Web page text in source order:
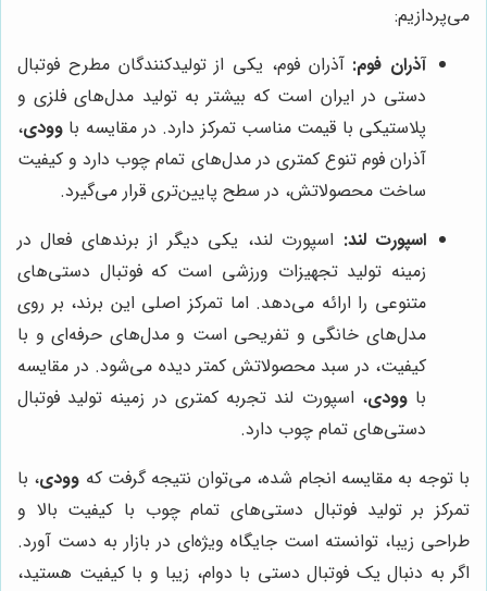
می‌پردازیم:
آذران فوم: آذران فوم، یکی از تولیدکنندگان مطرح فوتبال
دستی در ایران است که بیشتر به تولید مدل‌های فلزی و
پلاستیکی با قیمت مناسب تمرکز دارد. در مقایسه با وودی،
آذران فوم تنوع کمتری در مدل‌های تمام چوب دارد و کیفیت
ساخت محصولاتش، در سطح پایین‌تری قرار می‌گیرد.
اسپورت لند: اسپورت لند، یکی دیگر از برندهای فعال در
زمینه تولید تجهیزات ورزشی است که فوتبال دستی‌های
متنوعی را ارائه می‌دهد. اما تمرکز اصلی این برند، بر روی
مدل‌های خانگی و تفریحی است و مدل‌های حرفه‌ای و با
کیفیت، در سبد محصولاتش کمتر دیده می‌شود. در مقایسه
باوودی، اسپورت لند تجربه کمتری در زمینه تولید فوتبال
دستی‌های تمام چوب دارد.
با توجه به مقایسه انجام شده، می‌توان نتیجه گرفت که وودی، با
تمرکز بر تولید فوتبال دستی‌های تمام چوب با کیفیت بالا و
طراحی زیبا، توانسته است جایگاه ویژه‌ای در بازار به دست آورد.
اگر به دنبال یک فوتبال دستی با دوام، زیبا و با کیفیت هستید،